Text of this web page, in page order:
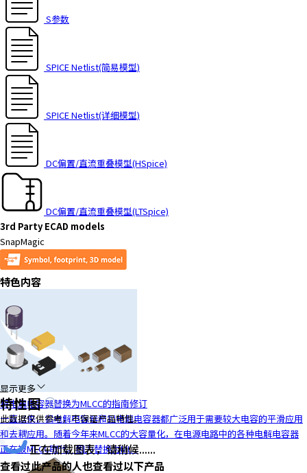
S参数
SPICE Netlist(简易模型)
SPICE Netlist(详细模型)
DC偏置/直流重叠模型(HSpice)
DC偏置/直流重叠模型(LTSpice)
3rd Party ECAD models
SnapMagic
特色内容
将电解电容器替换为MLCC的指南修订
一直以来，铝电解电容器和钽电解电容器都广泛用于需要较大电容的平滑应用
和去耦应用。随着今年来MLCC的大容量化，在电源电路中的各种电解电容器
正在被MLCC取代。因为替换为ML...
显示更多
特性图
此数据仅供参考，不保证产品特性。
正在加载图表，请稍候......
查看过此产品的人也查看过以下产品